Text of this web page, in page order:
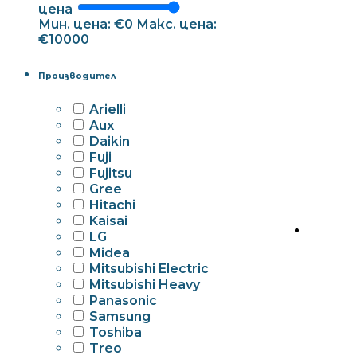
цена
Мин. цена: €0 Макс. цена:
€10000
Производител
Arielli
Aux
Daikin
Fuji
Fujitsu
Gree
Hitachi
Kaisai
LG
Midea
Mitsubishi Electric
Mitsubishi Heavy
Panasonic
Samsung
Toshiba
Treo